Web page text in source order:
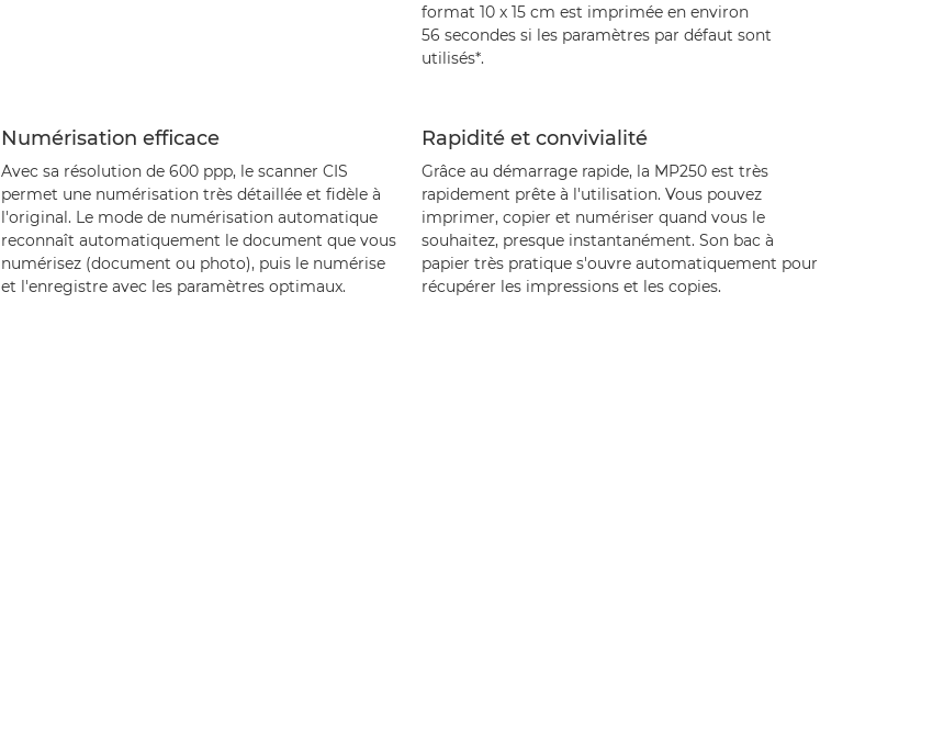
format 10 x 15 cm est imprimée en environ
56 secondes si les paramètres par défaut sont
utilisés*.
Numérisation efficace
Avec sa résolution de 600 ppp, le scanner CIS
permet une numérisation très détaillée et fidèle à
l'original. Le mode de numérisation automatique
reconnaît automatiquement le document que vous
numérisez (document ou photo), puis le numérise
et l'enregistre avec les paramètres optimaux.
Rapidité et convivialité
Grâce au démarrage rapide, la MP250 est très
rapidement prête à l'utilisation. Vous pouvez
imprimer, copier et numériser quand vous le
souhaitez, presque instantanément. Son bac à
papier très pratique s'ouvre automatiquement pour
récupérer les impressions et les copies.